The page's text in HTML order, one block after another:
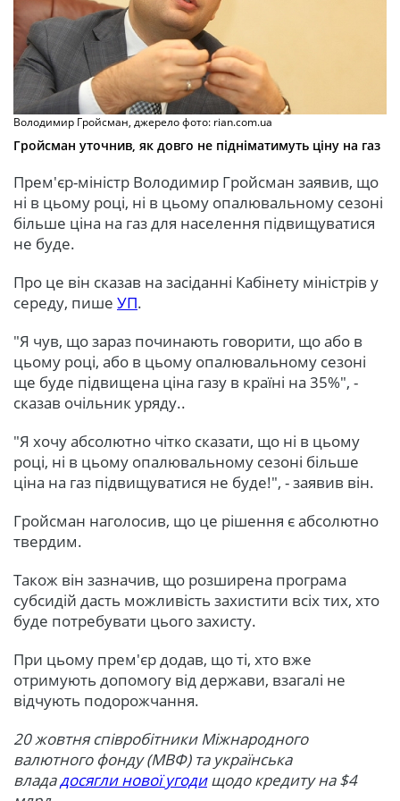
Володимир Гройсман, джерело фото: rian.com.ua
Гройсман уточнив, як довго не підніматимуть ціну на газ
Прем'єр-міністр Володимир Гройсман заявив, що
ні в цьому році, ні в цьому опалювальному сезоні
більше ціна на газ для населення підвищуватися
не буде.
Про це він сказав на засіданні Кабінету міністрів у
середу, пише УП.
"Я чув, що зараз починають говорити, що або в
цьому році, або в цьому опалювальному сезоні
ще буде підвищена ціна газу в країні на 35%", -
сказав очільник уряду..
"Я хочу абсолютно чітко сказати, що ні в цьому
році, ні в цьому опалювальному сезоні більше
ціна на газ підвищуватися не буде!", - заявив він.
Гройсман наголосив, що це рішення є абсолютно
твердим.
Також він зазначив, що розширена програма
субсидій дасть можливість захистити всіх тих, хто
буде потребувати цього захисту.
При цьому прем'єр додав, що ті, хто вже
отримують допомогу від держави, взагалі не
відчують подорожчання.
20 жовтня співробітники Міжнародного
валютного фонду (МВФ) та українська
влададосягли нової угодищодо кредиту на $4